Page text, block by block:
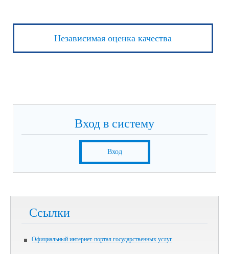
Независимая оценка качества
Вход в систему
Вход
Ссылки
Официальный интернет-портал государственных услуг